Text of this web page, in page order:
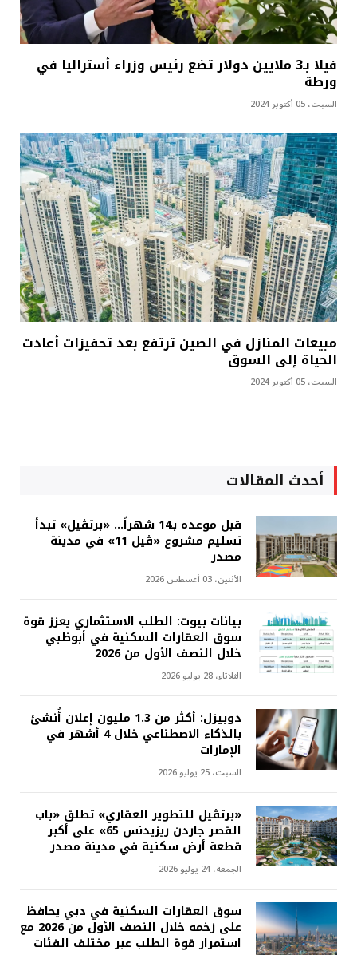
فيلا بـ3 ملايين دولار تضع رئيس وزراء أستراليا في
ورطة
السبت، 05 أكتوبر 2024
مبيعات المنازل في الصين ترتفع بعد تحفيزات أعادت
الحياة إلى السوق
السبت، 05 أكتوبر 2024
أحدث المقالات
قبل موعده بـ14 شهراً... «برتڤيل» تبدأ
تسليم مشروع «ڤيل 11» في مدينة
مصدر
الأثنين، 03 أغسطس 2026
بيانات بيوت: الطلب الاستثماري يعزز قوة
سوق العقارات السكنية في أبوظبي
خلال النصف الأول من 2026
الثلاثاء، 28 يوليو 2026
دوبيزل: أكثر من 1.3 مليون إعلان أُنشئ
بالذكاء الاصطناعي خلال 4 أشهر في
الإمارات
السبت، 25 يوليو 2026
«برتڤيل للتطوير العقاري» تطلق «باب
القصر جاردن ريزيدنس 65» على أكبر
قطعة أرض سكنية في مدينة مصدر
الجمعة، 24 يوليو 2026
سوق العقارات السكنية في دبي يحافظ
على زخمه خلال النصف الأول من 2026 مع
استمرار قوة الطلب عبر مختلف الفئات